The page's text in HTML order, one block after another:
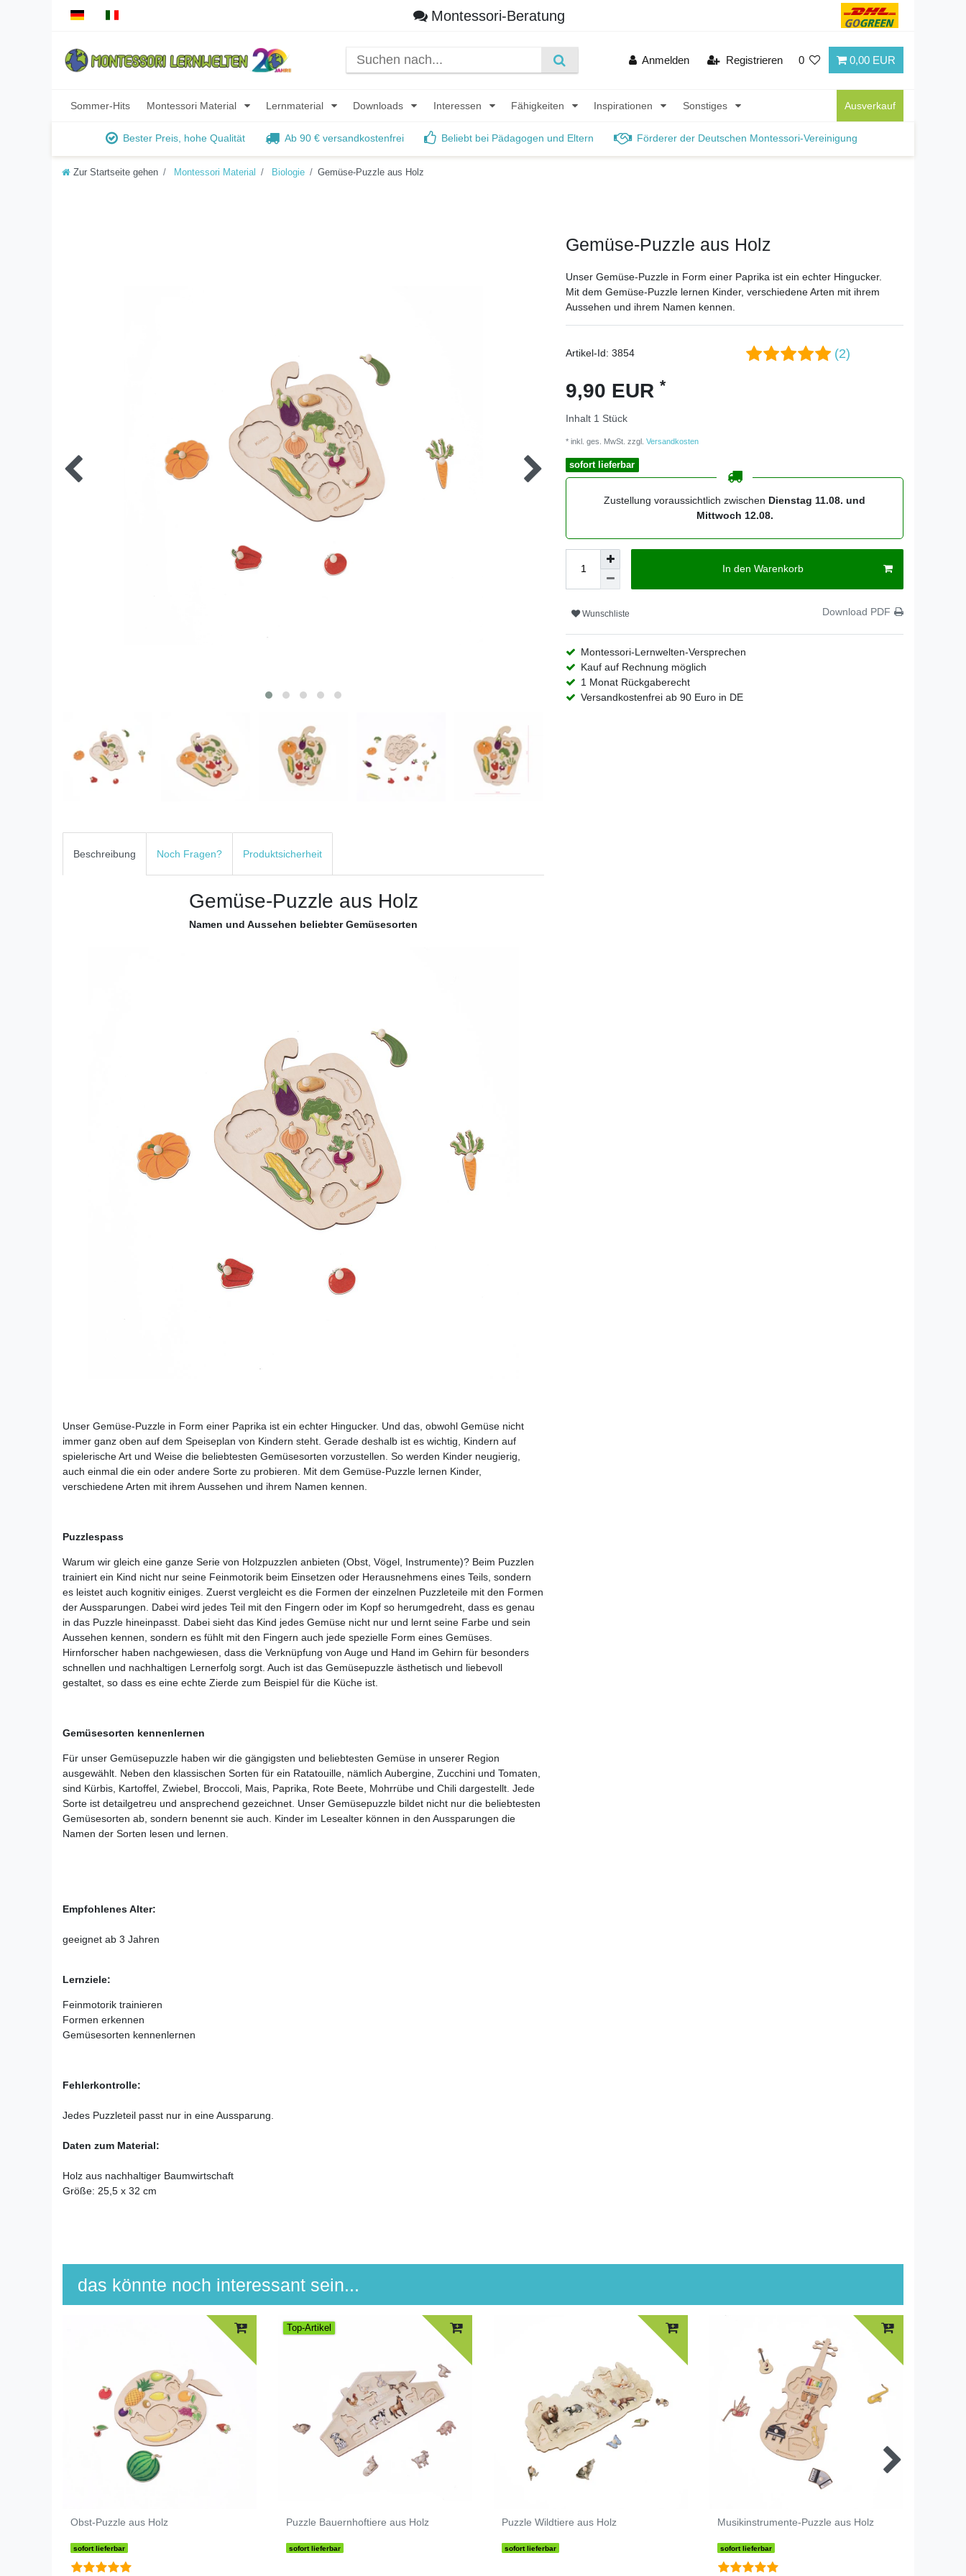
Montessori-Beratung
Anmelden Registrieren 0 0,00 EUR
Sommer-Hits Montessori Material Lernmaterial Downloads Interessen Fähigkeiten Inspirationen Sonstiges Ausverkauf
Bester Preis, hohe Qualität Ab 90 € versandkostenfrei Beliebt bei Pädagogen und Eltern Förderer der Deutschen Montessori-Vereinigung
Zur Startseite gehen Montessori Material Biologie Gemüse-Puzzle aus Holz
Beschreibung Noch Fragen? Produktsicherheit
Gemüse-Puzzle aus Holz
Namen und Aussehen beliebter Gemüsesorten
Unser Gemüse-Puzzle in Form einer Paprika ist ein echter Hingucker. Und das, obwohl Gemüse nicht
immer ganz oben auf dem Speiseplan von Kindern steht. Gerade deshalb ist es wichtig, Kindern auf
spielerische Art und Weise die beliebtesten Gemüsesorten vorzustellen. So werden Kinder neugierig,
auch einmal die ein oder andere Sorte zu probieren. Mit dem Gemüse-Puzzle lernen Kinder,
verschiedene Arten mit ihrem Aussehen und ihrem Namen kennen.
Puzzlespass
Warum wir gleich eine ganze Serie von Holzpuzzlen anbieten (Obst, Vögel, Instrumente)? Beim Puzzlen
trainiert ein Kind nicht nur seine Feinmotorik beim Einsetzen oder Herausnehmens eines Teils, sondern
es leistet auch kognitiv einiges. Zuerst vergleicht es die Formen der einzelnen Puzzleteile mit den Formen
der Aussparungen. Dabei wird jedes Teil mit den Fingern oder im Kopf so herumgedreht, dass es genau
in das Puzzle hineinpasst. Dabei sieht das Kind jedes Gemüse nicht nur und lernt seine Farbe und sein
Aussehen kennen, sondern es fühlt mit den Fingern auch jede spezielle Form eines Gemüses.
Hirnforscher haben nachgewiesen, dass die Verknüpfung von Auge und Hand im Gehirn für besonders
schnellen und nachhaltigen Lernerfolg sorgt. Auch ist das Gemüsepuzzle ästhetisch und liebevoll
gestaltet, so dass es eine echte Zierde zum Beispiel für die Küche ist.
Gemüsesorten kennenlernen
Für unser Gemüsepuzzle haben wir die gängigsten und beliebtesten Gemüse in unserer Region
ausgewählt. Neben den klassischen Sorten für ein Ratatouille, nämlich Aubergine, Zucchini und Tomaten,
sind Kürbis, Kartoffel, Zwiebel, Broccoli, Mais, Paprika, Rote Beete, Mohrrübe und Chili dargestellt. Jede
Sorte ist detailgetreu und ansprechend gezeichnet. Unser Gemüsepuzzle bildet nicht nur die beliebtesten
Gemüsesorten ab, sondern benennt sie auch. Kinder im Lesealter können in den Aussparungen die
Namen der Sorten lesen und lernen.
Empfohlenes Alter:
geeignet ab 3 Jahren
Lernziele:
Feinmotorik trainieren
Formen erkennen
Gemüsesorten kennenlernen
Fehlerkontrolle:
Jedes Puzzleteil passt nur in eine Aussparung.
Daten zum Material:
Holz aus nachhaltiger Baumwirtschaft
Größe: 25,5 x 32 cm
Gemüse-Puzzle aus Holz
Unser Gemüse-Puzzle in Form einer Paprika ist ein echter Hingucker.
Mit dem Gemüse-Puzzle lernen Kinder, verschiedene Arten mit ihrem
Aussehen und ihrem Namen kennen.
Artikel-Id: 3854 (2)
9,90 EUR *
Inhalt 1 Stück
* inkl. ges. MwSt. zzgl. Versandkosten
sofort lieferbar
Zustellung voraussichtlich zwischen Dienstag 11.08. und
Mittwoch 12.08.
In den Warenkorb
Wunschliste Download PDF
Montessori-Lernwelten-Versprechen
Kauf auf Rechnung möglich
1 Monat Rückgaberecht
Versandkostenfrei ab 90 Euro in DE
das könnte noch interessant sein...
Obst-Puzzle aus Holz
sofort lieferbar
Top-Artikel
Puzzle Bauernhoftiere aus Holz
sofort lieferbar
Puzzle Wildtiere aus Holz
sofort lieferbar
Musikinstrumente-Puzzle aus Holz
sofort lieferbar